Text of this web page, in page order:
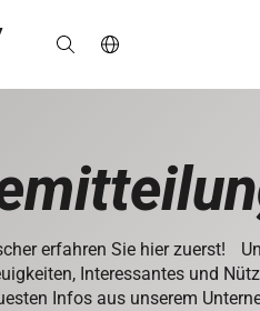
de
erfahren Sie hier zuerst!
Interessantes und
Infos aus unserem